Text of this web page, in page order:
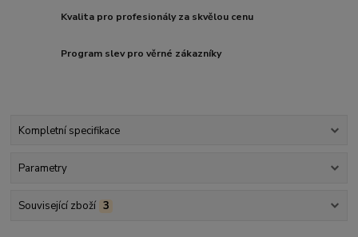
Kvalita pro profesionály za skvělou cenu
Program slev pro věrné zákazníky
Kompletní specifikace
Parametry
Související zboží 3